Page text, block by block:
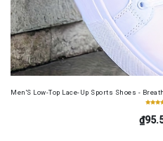
Men'S Low-Top Lace-Up Sports Shoes -